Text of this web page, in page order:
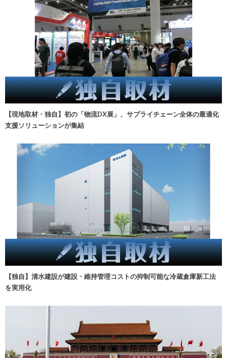
【現地取材・独自】初の「物流DX展」、サプライチェーン全体の最適化
支援ソリューションが集結
【独自】清水建設が建設・維持管理コストの抑制可能な冷蔵倉庫新工法
を実用化